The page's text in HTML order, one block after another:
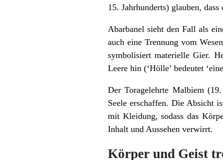
15. Jahrhunderts) glauben,
Abarbanel sieht den Fall als
auch eine Trennung vom
symbolisiert materielle Gier.
Leere hin (‘Hölle’ bedeutet
Der Toragelehrte Malbiem
Seele erschaffen. Die Absicht
mit Kleidung, sodass das
Inhalt und Aussehen verwirrt.
Körper und Geist